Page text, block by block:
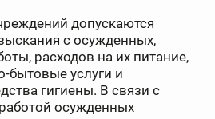
допускаются
с осужденных,
расходов на их питание,
бытовые услуги и
гигиены. В связи с
осужденных